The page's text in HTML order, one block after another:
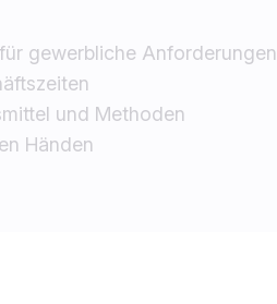
gewerbliche Anforderungen
und Methoden
Händen